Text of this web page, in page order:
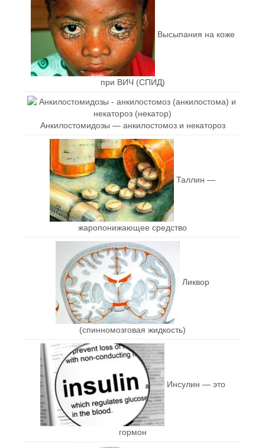
Высыпания на коже
при ВИЧ (СПИД)
Анкилостомидозы — анкилостомоз и некатороз
Таллин —
жаропонижающее средство
Ликвор
(спинномозговая жидкость)
Инсулин — это
гормон